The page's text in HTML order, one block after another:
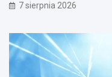
7 sierpnia 2026